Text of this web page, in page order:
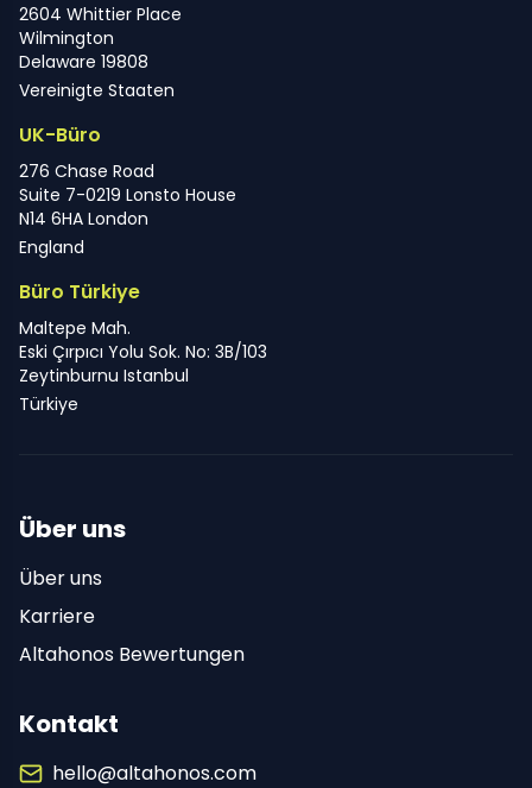
2604 Whittier Place
Wilmington
Delaware 19808
Vereinigte Staaten
UK-Büro
276 Chase Road
Suite 7-0219 Lonsto House
N14 6HA London
England
Büro Türkiye
Maltepe Mah.
Eski Çırpıcı Yolu Sok. No: 3B/103
Zeytinburnu Istanbul
Türkiye
Über uns
Über uns
Karriere
Altahonos Bewertungen
Kontakt
hello@altahonos.com